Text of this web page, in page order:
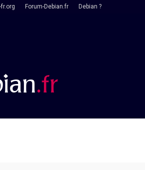
fr.org Forum-Debian.fr Debian ?